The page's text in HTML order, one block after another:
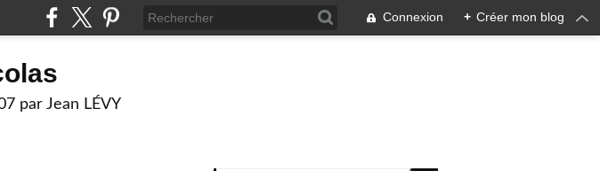
Connexion + Créer mon blog
par Jean LÉVY